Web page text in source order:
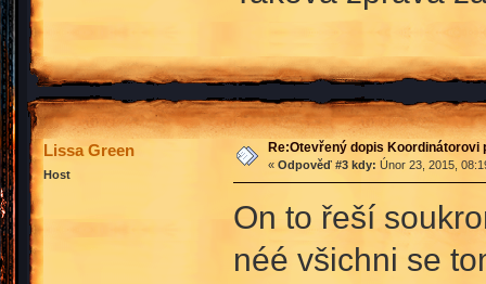
Lissa Green
Host
Re:Otevřený dopis Koordinátorovi
« Odpověď #3 kdy: Únor 23, 2015,
On to řeší
néé všichni se